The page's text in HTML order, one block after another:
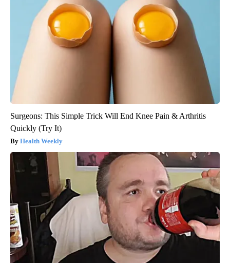
Surgeons: This Simple Trick Will End Knee Pain & Arthritis
Quickly (Try It)
Health Weekly